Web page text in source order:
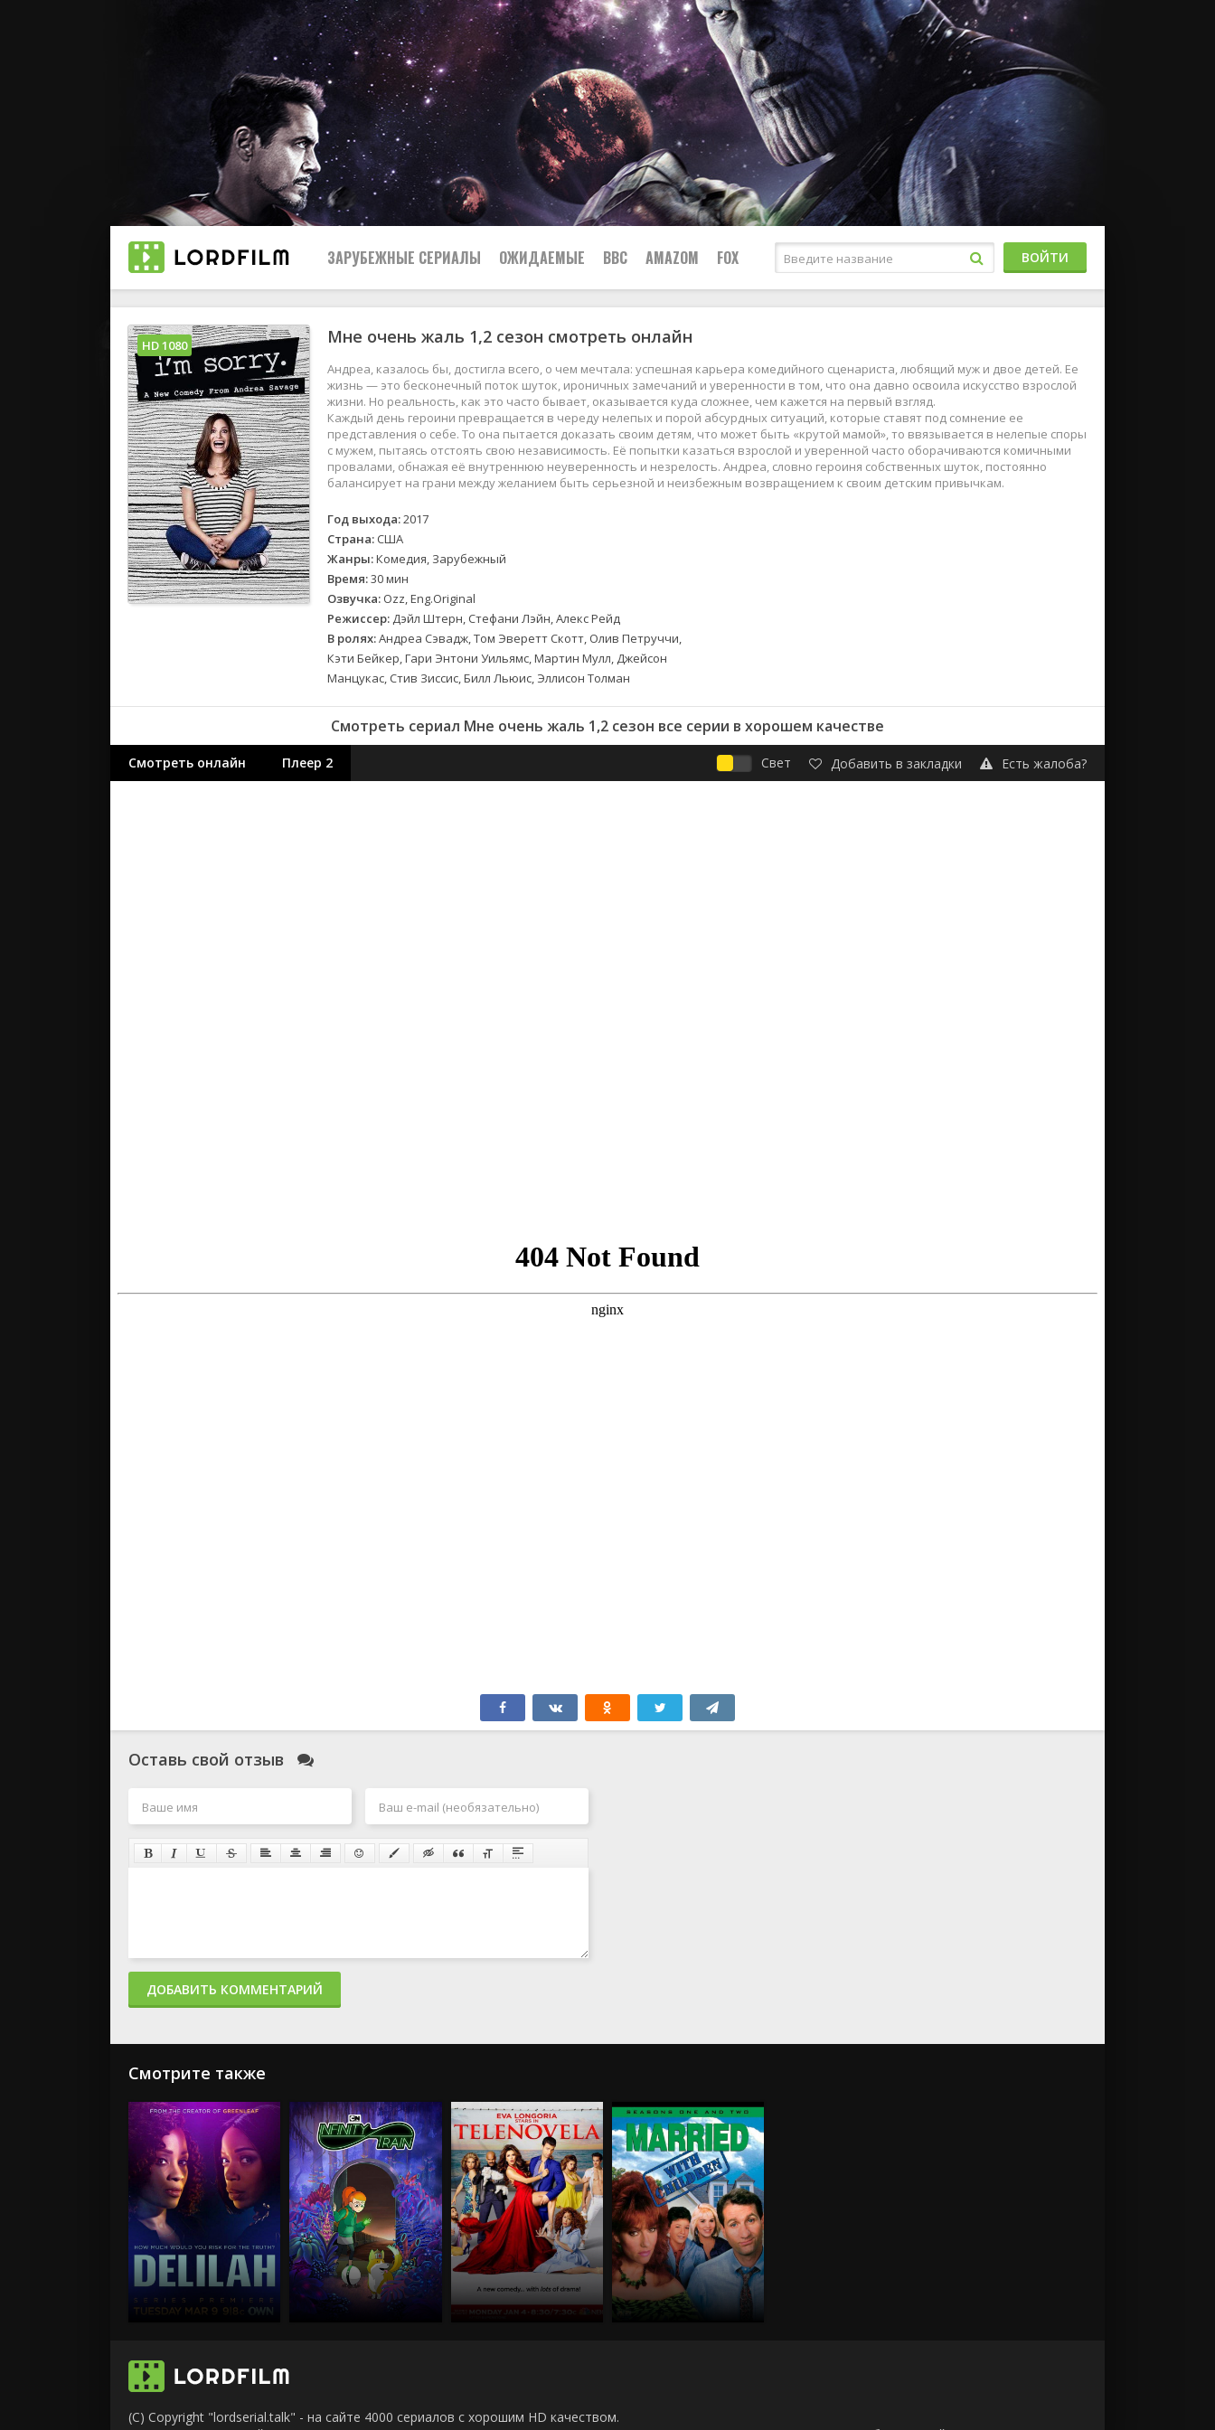
ЗАРУБЕЖНЫЕ СЕРИАЛЫ
Все
2019
2018
2017
Великобритания
Германия
Корея Южная
Канада
Индия
Франция
Боевики
Приключения
Детективы
Драмы
Исторические
Военные
Семейные
Спортивные
Вестерны
Фэнтези
ОЖИДАЕМЫЕ BBC AMAZOM FOX ВОЙТИ
Мне очень жаль 1,2 сезон смотреть онлайн
Андреа, казалось бы, достигла всего, о чем мечтала: успешная карьера комедийного сценариста, любящий муж и двое детей. Ее
жизнь — это бесконечный поток шуток, ироничных замечаний и уверенности в том, что она давно освоила искусство взрослой
жизни. Но реальность, как это часто бывает, оказывается куда сложнее, чем кажется на первый взгляд.
Каждый день героини превращается в череду нелепых и порой абсурдных ситуаций, которые ставят под сомнение ее
представления о себе. То она пытается доказать своим детям, что может быть «крутой мамой», то ввязывается в нелепые споры
с мужем, пытаясь отстоять свою независимость. Её попытки казаться взрослой и уверенной часто оборачиваются комичными
провалами, обнажая её внутреннюю неуверенность и незрелость. Андреа, словно героиня собственных шуток, постоянно
балансирует на грани между желанием быть серьезной и неизбежным возвращением к своим детским привычкам.
Год выхода:2017
Страна: США
Жанры:Комедия, Зарубежный
Время:30 мин
Озвучка: Ozz, Eng.Original
Режиссер: Дэйл Штерн, Стефани Лэйн, Алекс Рейд
В ролях:Андреа Сэвадж, Том Эверетт Скотт, Олив Петруччи,
Кэти Бейкер, Гари Энтони Уильямс, Мартин Мулл, Джейсон
Манцукас, Стив Зиссис, Билл Льюис, Эллисон Толман
HD 1080
Смотреть сериал Мне очень жаль 1,2 сезон все серии в хорошем качестве
Смотреть онлайн Плеер 2 Свет Добавить в закладки Есть жалоба?
Оставь свой отзыв
ДОБАВИТЬ КОММЕНТАРИЙ
Смотрите также
(C) Copyright "lordserial.talk" - на сайте 4000 сериалов с хорошим HD качеством.